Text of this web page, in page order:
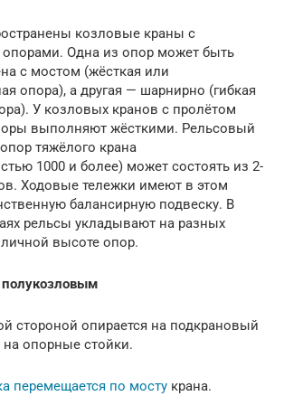
козловые краны с
Одна из опор может быть
с мостом (жёсткая или
опора), а другая — шарнирно (гибкая
У козловых кранов с пролётом
выполняют жёсткими. Рельсовый
тяжёлого крана
1000 и более) может состоять из 2-
Ходовые тележки имеют в этом
балансирную подвеску. В
рельсы укладывают на разных
высоте опор.
полукозловым
стороной опирается на подкрановый
на опорные стойки.
перемещается по мосту крана.